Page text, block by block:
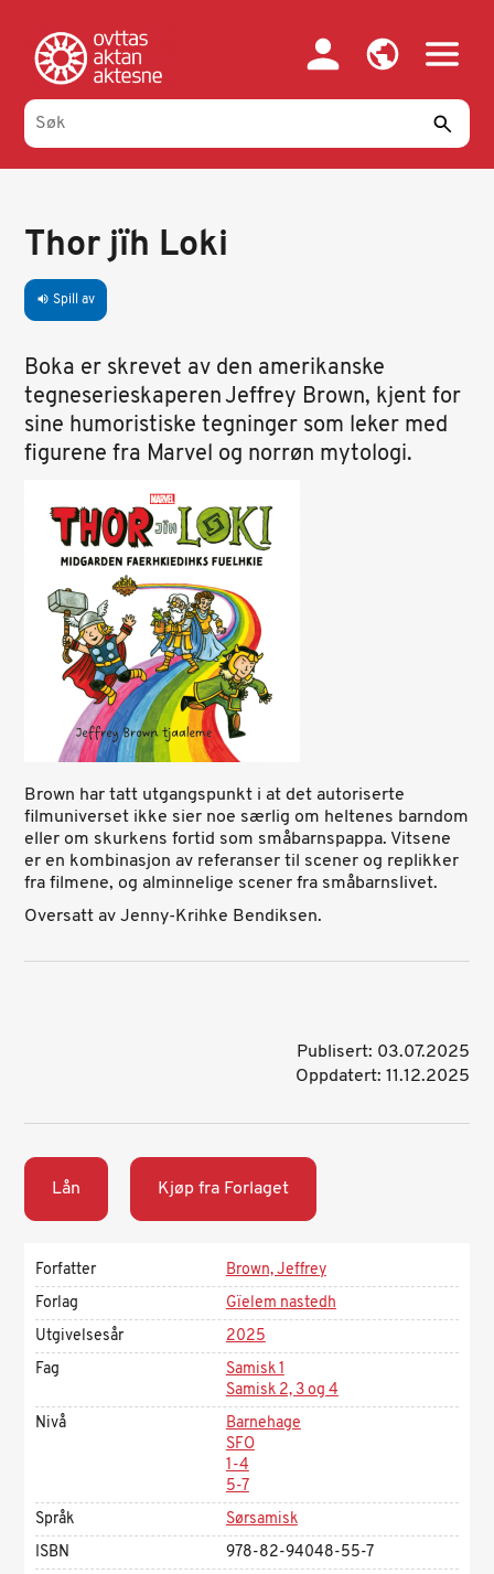
hovedinnhold
Thor jïh Loki
volume_up Spill av
Boka er skrevet av den amerikanske
tegneserieskaperen Jeffrey Brown, kjent for
sine humoristiske tegninger som leker med
figurenefra Marvel og norrøn mytologi.
Brown har tatt utgangspunkt i at det autoriserte
filmuniverset ikke sier noe særlig om heltenes barndom
eller om skurkens fortid som småbarnspappa. Vitsene
er en kombinasjon av referanser til scener og replikker
fra filmene, og alminnelige scener fra småbarnslivet.
Oversatt av Jenny-Krihke Bendiksen.
Publisert: 03.07.2025
Oppdatert: 11.12.2025
Lån Kjøp fra Forlaget
Forfatter
Brown, Jeffrey
Forlag
Gïelem nastedh
Utgivelsesår
2025
Fag
Samisk 1
Samisk 2, 3 og 4
Nivå
Barnehage
SFO
1-4
5-7
Språk
Sørsamisk
ISBN
978-82-94048-55-7